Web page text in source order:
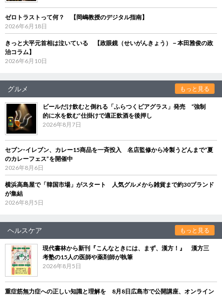
ゼロトラストって何？ 【岡嶋教授のデジタル指南】
2026年6月18日
きっと大平元首相は泣いている 【政眼鏡（せいがんきょう）－本田雅俊の政
治コラム】
2026年6月10日
グルメ もっと見る
ビールだけ飲むと倒れる「ふらつくビアグラス」発売 “強制
的に水を飲む”仕掛けで適正飲酒を後押し
2026年8月7日
セブン‐イレブン、カレー15商品を一斉投入 名店監修から冷製うどんまで“夏
のカレーフェス”を開催中
2026年8月6日
横浜高島屋で「韓国市場」がスタート 人気グルメから雑貨まで約30ブランド
が集結
2026年8月5日
ヘルスケア もっと見る
現代書林から新刊『こんなときには、まず、漢方！』 漢方三
考塾の15人の医師や薬剤師が執筆
2026年8月5日
重症筋無力症への正しい知識と理解を 8月8日広島市で公開講座、オンライン